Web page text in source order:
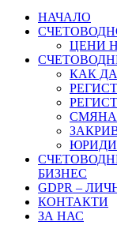
НАЧАЛО
ЦЕНИ
КАК
СМЯНА
БИЗНЕС
GDPR –
КОНТАКТИ
ЗА НАС